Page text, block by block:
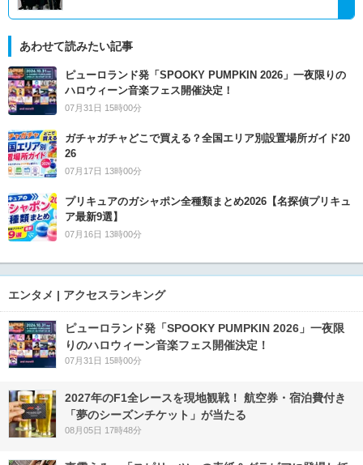
あわせて読みたい記事
ピューロランド発「SPOOKY PUMPKIN 2026」一夜限りの
ハロウィーン音楽フェス開催決定！
07月31日 15時00分
ガチャガチャどこで買える？全国エリア別設置場所ガイド20
26
07月17日 13時00分
プリキュアのガシャポン全種類まとめ2026【名探偵プリキュ
ア最新9選】
07月16日 13時00分
エンタメ | アクセスランキング
ピューロランド発「SPOOKY PUMPKIN 2026」一夜限
りのハロウィーン音楽フェス開催決定！
07月31日 15時00分
2027年のF1全レースを現地観戦！ 航空券・宿泊費付き
「夢のシーズンチケット」が当たる
08月05日 17時48分